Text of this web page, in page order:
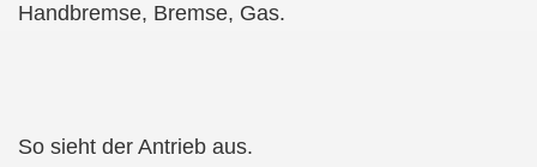
Handbremse, Bremse, Gas.
So sieht der Antrieb aus.